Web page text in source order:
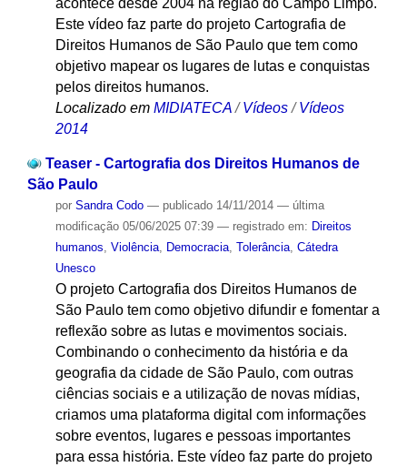
Este vídeo faz parte do projeto Cartografia de
Direitos Humanos de São Paulo que tem como
objetivo mapear os lugares de lutas e conquistas
pelos direitos humanos.
Localizado em MIDIATECA /Vídeos /Vídeos
2014
Teaser - Cartografia dos Direitos Humanos de
São Paulo
por Sandra Codo — publicado14/11/2014 — última
modificação05/06/2025 07:39 — registrado em: Direitos
humanos, Violência, Democracia, Tolerância, Cátedra
Unesco
O projeto Cartografia dos Direitos Humanos de
São Paulo tem como objetivo difundir e fomentar a
reflexão sobre as lutas e movimentos sociais.
Combinando o conhecimento da história e da
geografia da cidade de São Paulo, com outras
ciências sociais e a utilização de novas mídias,
criamos uma plataforma digital com informações
sobre eventos, lugares e pessoas importantes
para essa história. Este vídeo faz parte do projeto